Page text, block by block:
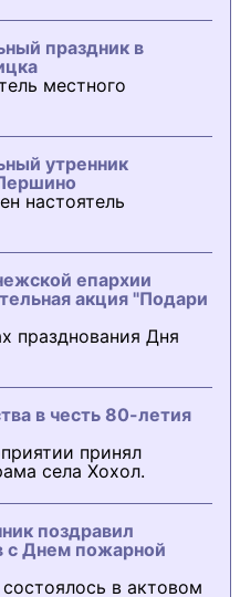
праздник в
местного
утренник
настоятель
епархии
акция "Подари
празднования Дня
в честь 80-летия
принял
села Хохол.
поздравил
с Днем пожарной
в актовом